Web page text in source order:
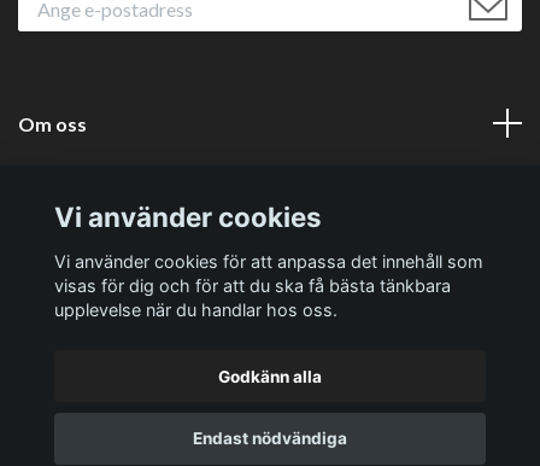
Om oss
Sociala medier
© 2026 Västernäs Handelsträdgård AB
Vi använder cookies
Vi använder cookies för att anpassa det innehåll som
visas för dig och för att du ska få bästa tänkbara
upplevelse när du handlar hos oss.
Godkänn alla
Endast nödvändiga